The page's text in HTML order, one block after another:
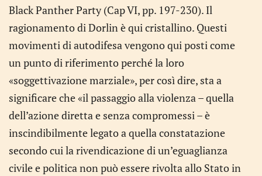
Black Panther Party (Cap VI, pp. 197-230). Il
ragionamento di Dorlin è qui cristallino. Questi
movimenti di autodifesa vengono qui posti come
un punto di riferimento perché la loro
«soggettivazione marziale», per così dire, sta a
significare che «il passaggio alla violenza – quella
dell’azione diretta e senza compromessi – è
inscindibilmente legato a quella constatazione
secondo cui la rivendicazione di un’eguaglianza
civile e politica non può essere rivolta allo Stato in